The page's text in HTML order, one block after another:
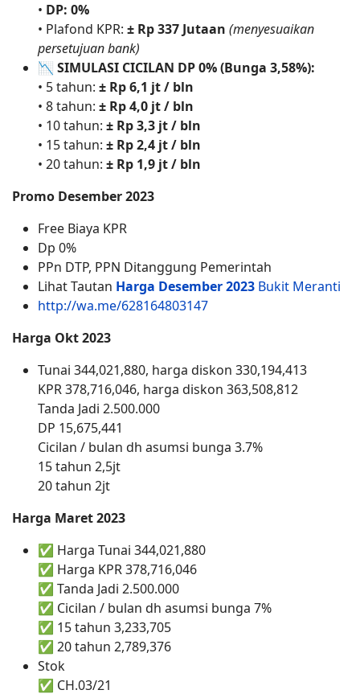
• DP: 0%
• Plafond KPR: ± Rp 337 Jutaan (menyesuaikan
persetujuan bank)
📉 SIMULASI CICILAN DP 0% (Bunga 3,58%):
• 5 tahun: ± Rp 6,1 jt / bln
• 8 tahun: ± Rp 4,0 jt / bln
• 10 tahun: ± Rp 3,3 jt / bln
• 15 tahun: ± Rp 2,4 jt / bln
• 20 tahun: ± Rp 1,9 jt / bln
Promo Desember 2023
Free Biaya KPR
Dp 0%
PPn DTP, PPN Ditanggung Pemerintah
Lihat Tautan Harga Desember 2023 Bukit Meranti
http://wa.me/628164803147
Harga Okt 2023
Tunai 344,021,880, harga diskon 330,194,413
KPR 378,716,046, harga diskon 363,508,812
Tanda Jadi 2.500.000
DP 15,675,441
Cicilan / bulan dh asumsi bunga 3.7%
15 tahun 2,5jt
20 tahun 2jt
Harga Maret 2023
✅ Harga Tunai 344,021,880
✅ Harga KPR 378,716,046
✅ Tanda Jadi 2.500.000
✅ Cicilan / bulan dh asumsi bunga 7%
✅ 15 tahun 3,233,705
✅ 20 tahun 2,789,376
Stok
✅ CH.03/21